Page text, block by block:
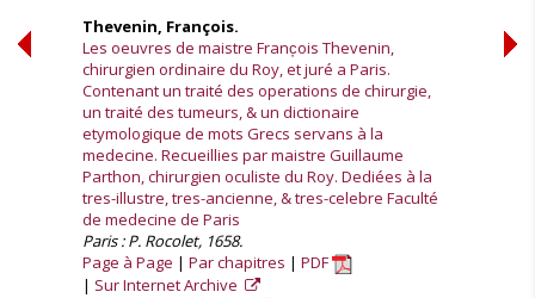
Thevenin, François.
Les oeuvres de maistre Franc̦ois Thevenin,
chirurgien ordinaire du Roy, et juré a Paris.
Contenant un traité des operations de chirurgie,
un traité des tumeurs, & un dictionaire
etymologique de mots Grecs servans à la
medecine. Recueillies par maistre Guillaume
Parthon, chirurgien oculiste du Roy. Dediées à la
tres-illustre, tres-ancienne, & tres-celebre Faculté
de medecine de Paris
Paris : P. Rocolet, 1658.
Page à Page
Par chapitres
PDF
Sur Internet Archive